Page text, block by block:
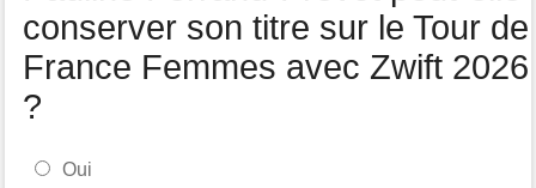
conserver son titre sur le Tour de
France Femmes avec Zwift 2026
?
Oui